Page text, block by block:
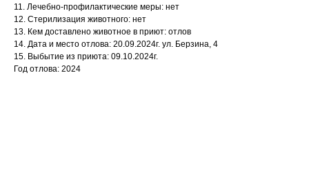
11. Лечебно-профилактические меры: нет
12. Стерилизация животного: нет
13. Кем доставлено животное в приют: отлов
14. Дата и место отлова: 20.09.2024г. ул. Берзина, 4
15. Выбытие из приюта: 09.10.2024г.
Год отлова: 2024